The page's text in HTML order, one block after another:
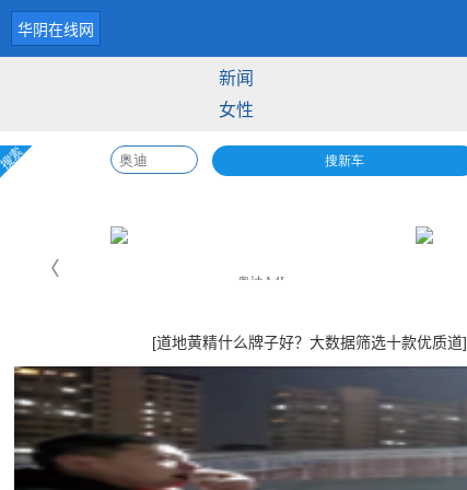
华阴在线网
新闻
女性
[道地黄精什么牌子好？大数据筛选十款优质道]